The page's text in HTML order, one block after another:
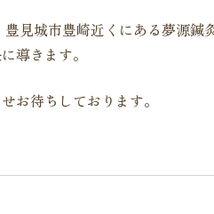
見城市豊崎近くにある夢源鍼
導きます。
お待ちしております。